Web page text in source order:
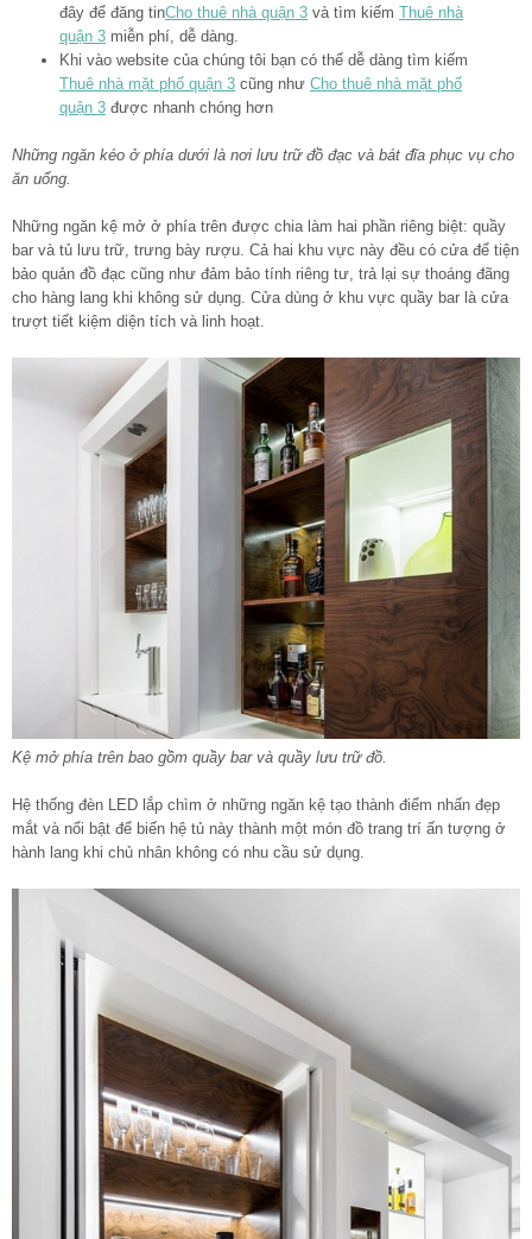
đây để đăng tinCho thuê nhà quận 3 và tìm kiếm Thuê nhà
quận 3 miễn phí, dễ dàng.
Khi vào website của chúng tôi bạn có thể dễ dàng tìm kiếm
Thuê nhà mặt phố quận 3 cũng như Cho thuê nhà mặt phố
quận 3 được nhanh chóng hơn
Những ngăn kéo ở phía dưới là nơi lưu trữ đồ đạc và bát đĩa phục vụ cho
ăn uống.
Những ngăn kệ mở ở phía trên được chia làm hai phần riêng biệt: quầy
bar và tủ lưu trữ, trưng bày rượu. Cả hai khu vực này đều có cửa để tiện
bảo quản đồ đạc cũng như đảm bảo tính riêng tư, trả lại sự thoáng đãng
cho hàng lang khi không sử dụng. Cửa dùng ở khu vực quầy bar là cửa
trượt tiết kiệm diện tích và linh hoạt.
Kệ mở phía trên bao gồm quầy bar và quầy lưu trữ đồ.
Hệ thống đèn LED lắp chìm ở những ngăn kệ tạo thành điểm nhấn đẹp
mắt và nổi bật để biến hệ tủ này thành một món đồ trang trí ấn tượng ở
hành lang khi chủ nhân không có nhu cầu sử dụng.